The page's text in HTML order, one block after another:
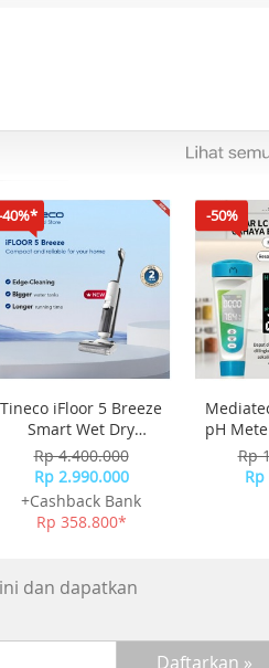
3 tahun pada CR1616
; 125 hingga 180 mm
(untuk 60
(setelah 60 menit)
Tineco iFloor 5 Breeze
Smart Wet Dry
Cordless Vacuum
Cleaner Vakum
Penghisap Debu
Rp 4.400.000
Rp 2.990.000
+Cashback Bank
Rp 358.800*
-50%
pH
Rp
dan dapatkan